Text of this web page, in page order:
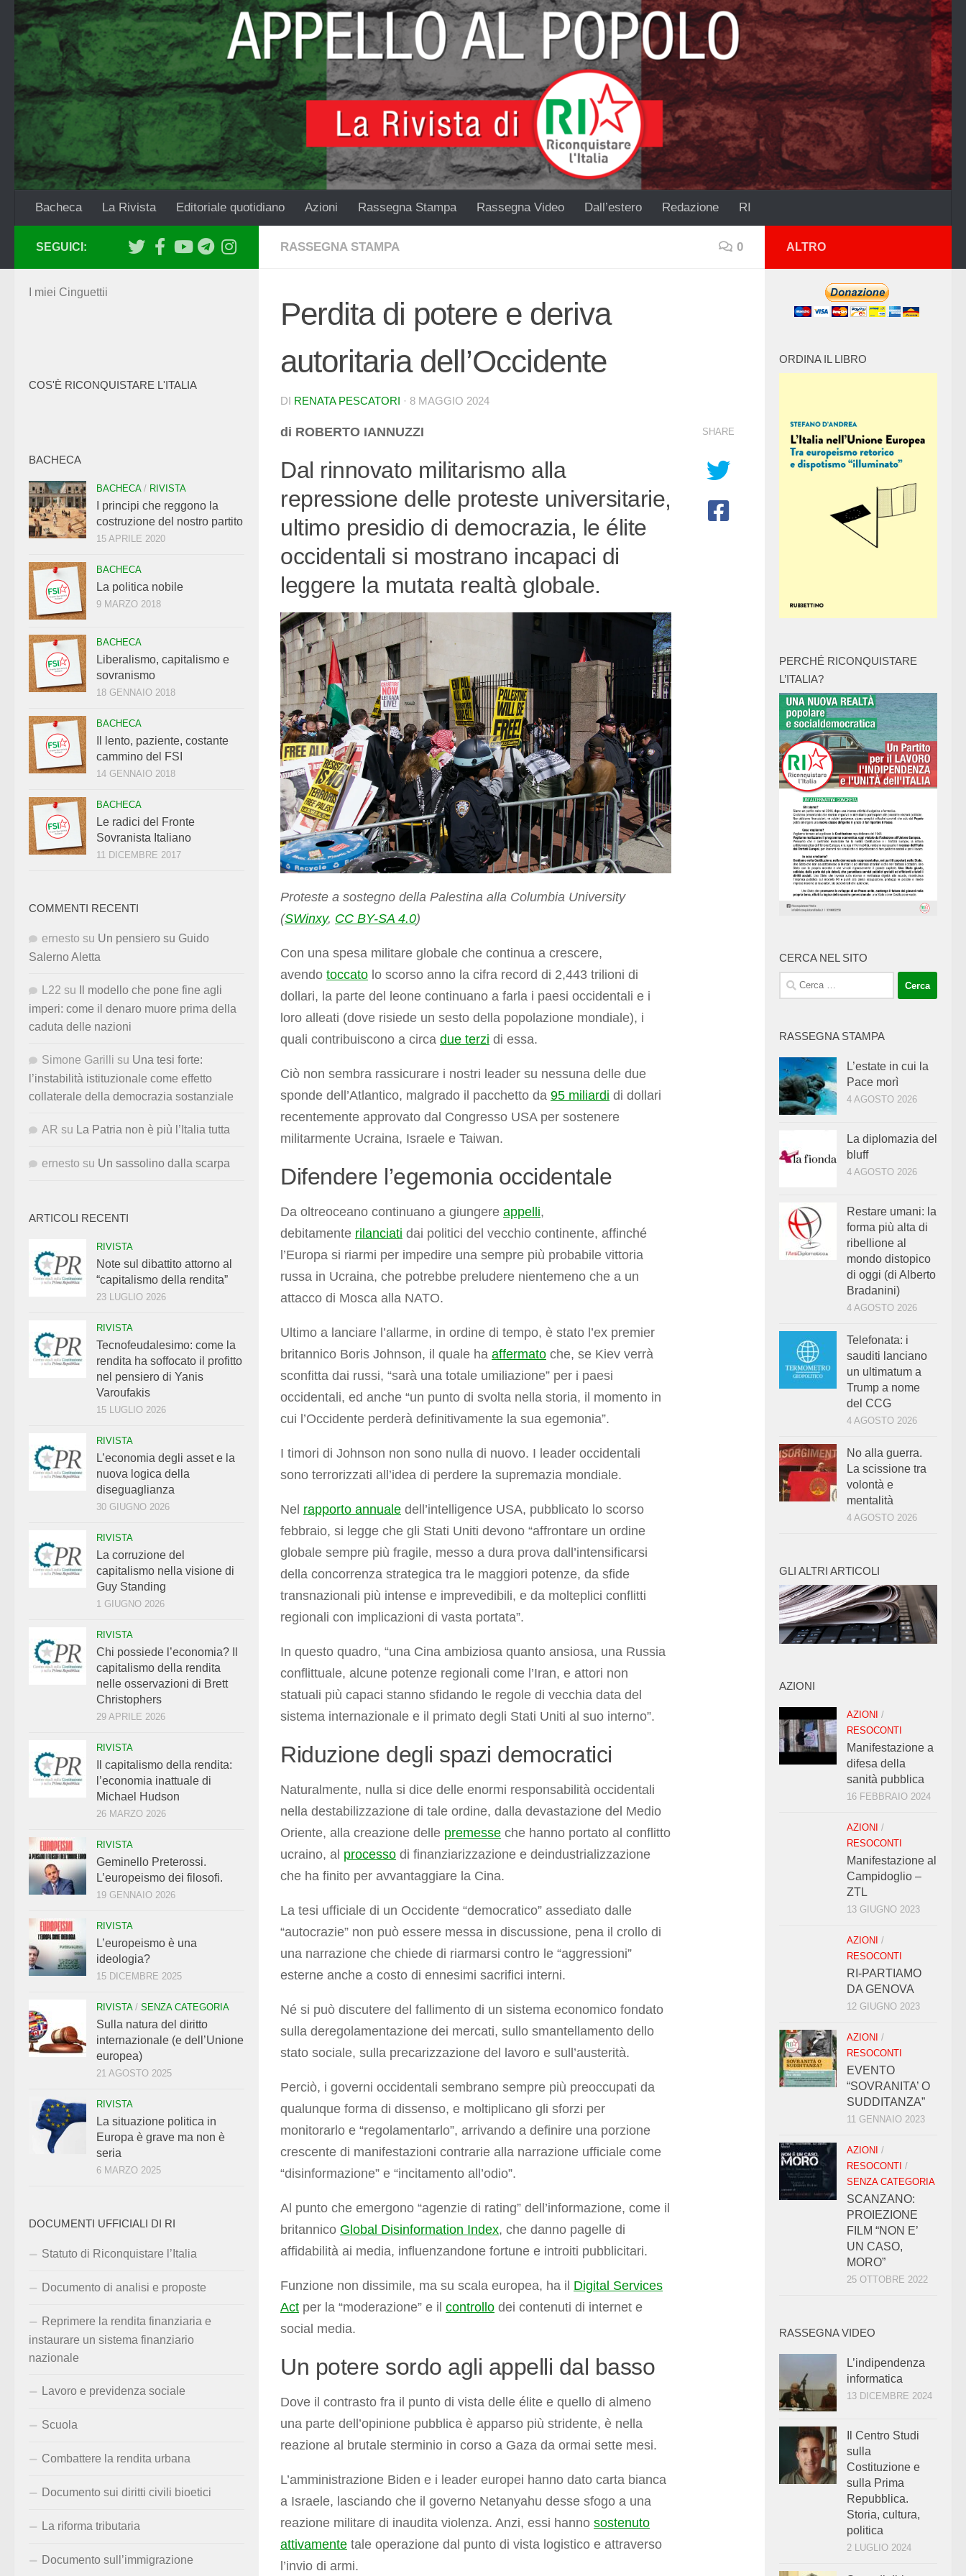
Salta al contenuto
Bacheca La Rivista Editoriale quotidiano Azioni Rassegna Stampa Rassegna Video Dall’estero Redazione RI
RASSEGNA STAMPA 0
Perdita di potere e deriva
autoritaria dell’Occidente
DI RENATA PESCATORI · 8 MAGGIO 2024
di ROBERTO IANNUZZI
Dal rinnovato militarismo alla
repressione delle proteste universitarie,
ultimo presidio di democrazia, le élite
occidentali si mostrano incapaci di
leggere la mutata realtà globale.
Proteste a sostegno della Palestina alla Columbia University
(SWinxy, CC BY-SA 4.0)
Con una spesa militare globale che continua a crescere,
avendo toccato lo scorso anno la cifra record di 2,443 trilioni di
dollari, la parte del leone continuano a farla i paesi occidentali e i
loro alleati (dove risiede un sesto della popolazione mondiale), i
quali contribuiscono a circa due terzi di essa.
Ciò non sembra rassicurare i nostri leader su nessuna delle due
sponde dell’Atlantico, malgrado il pacchetto da 95 miliardi di dollari
recentemente approvato dal Congresso USA per sostenere
militarmente Ucraina, Israele e Taiwan.
Difendere l’egemonia occidentale
Da oltreoceano continuano a giungere appelli,
debitamente rilanciati dai politici del vecchio continente, affinché
l’Europa si riarmi per impedire una sempre più probabile vittoria
russa in Ucraina, che potrebbe preludere nientemeno che a un
attacco di Mosca alla NATO.
Ultimo a lanciare l’allarme, in ordine di tempo, è stato l’ex premier
britannico Boris Johnson, il quale ha affermato che, se Kiev verrà
sconfitta dai russi, “sarà una totale umiliazione” per i paesi
occidentali, ed anche “un punto di svolta nella storia, il momento in
cui l’Occidente perderà definitivamente la sua egemonia”.
I timori di Johnson non sono nulla di nuovo. I leader occidentali
sono terrorizzati all’idea di perdere la supremazia mondiale.
Nel rapporto annuale dell’intelligence USA, pubblicato lo scorso
febbraio, si legge che gli Stati Uniti devono “affrontare un ordine
globale sempre più fragile, messo a dura prova dall’intensificarsi
della concorrenza strategica tra le maggiori potenze, da sfide
transnazionali più intense e imprevedibili, e da molteplici conflitti
regionali con implicazioni di vasta portata”.
In questo quadro, “una Cina ambiziosa quanto ansiosa, una Russia
conflittuale, alcune potenze regionali come l’Iran, e attori non
statuali più capaci stanno sfidando le regole di vecchia data del
sistema internazionale e il primato degli Stati Uniti al suo interno”.
Riduzione degli spazi democratici
Naturalmente, nulla si dice delle enormi responsabilità occidentali
nella destabilizzazione di tale ordine, dalla devastazione del Medio
Oriente, alla creazione delle premesse che hanno portato al conflitto
ucraino, al processo di finanziarizzazione e deindustrializzazione
che ha finito per avvantaggiare la Cina.
La tesi ufficiale di un Occidente “democratico” assediato dalle
“autocrazie” non può essere messa in discussione, pena il crollo di
una narrazione che chiede di riarmarsi contro le “aggressioni”
esterne anche a costo di ennesimi sacrifici interni.
Né si può discutere del fallimento di un sistema economico fondato
sulla deregolamentazione dei mercati, sullo smantellamento dello
stato sociale, sulla precarizzazione del lavoro e sull’austerità.
Perciò, i governi occidentali sembrano sempre più preoccupati da
qualunque forma di dissenso, e moltiplicano gli sforzi per
monitorarlo e “regolamentarlo”, arrivando a definire una porzione
crescente di manifestazioni contrarie alla narrazione ufficiale come
“disinformazione” e “incitamento all’odio”.
Al punto che emergono “agenzie di rating” dell’informazione, come il
britannico Global Disinformation Index, che danno pagelle di
affidabilità ai media, influenzandone fortune e introiti pubblicitari.
Funzione non dissimile, ma su scala europea, ha il Digital Services
Act per la “moderazione” e il controllo dei contenuti di internet e
social media.
Un potere sordo agli appelli dal basso
Dove il contrasto fra il punto di vista delle élite e quello di almeno
una parte dell’opinione pubblica è apparso più stridente, è nella
reazione al brutale sterminio in corso a Gaza da ormai sette mesi.
L’amministrazione Biden e i leader europei hanno dato carta bianca
a Israele, lasciando che il governo Netanyahu desse sfogo a una
reazione militare di inaudita violenza. Anzi, essi hanno sostenuto
attivamente tale operazione dal punto di vista logistico e attraverso
l’invio di armi.
SHARE
SEGUICI:
I miei Cinguettii
COS'È RICONQUISTARE L'ITALIA
BACHECA
BACHECA/ RIVISTA
I principi che reggono la
costruzione del nostro partito
15 APRILE 2020
BACHECA
La politica nobile
9 MARZO 2018
BACHECA
Liberalismo, capitalismo e
sovranismo
18 GENNAIO 2018
BACHECA
Il lento, paziente, costante
cammino del FSI
14 GENNAIO 2018
BACHECA
Le radici del Fronte
Sovranista Italiano
11 DICEMBRE 2017
COMMENTI RECENTI
ernesto su Un pensiero su Guido
Salerno Aletta
L22 su
Il modello che pone fine agli
imperi: come il denaro muore prima della
caduta delle nazioni
Simone Garilli su Una tesi forte:
l’instabilità istituzionale come effetto
collaterale della democrazia sostanziale
AR su La Patria non è più l’Italia tutta
ernesto su Un sassolino dalla scarpa
ARTICOLI RECENTI
RIVISTA
Note sul dibattito attorno al
“capitalismo della rendita”
23 LUGLIO 2026
RIVISTA
Tecnofeudalesimo: come la
rendita ha soffocato il profitto
nel pensiero di Yanis
Varoufakis
15 LUGLIO 2026
RIVISTA
L’economia degli asset e la
nuova logica della
diseguaglianza
30 GIUGNO 2026
RIVISTA
La corruzione del
capitalismo nella visione di
Guy Standing
1 GIUGNO 2026
RIVISTA
Chi possiede l’economia? Il
capitalismo della rendita
nelle osservazioni di Brett
Christophers
29 APRILE 2026
RIVISTA
Il capitalismo della rendita:
l’economia inattuale di
Michael Hudson
26 MARZO 2026
RIVISTA
Geminello Preterossi.
L’europeismo dei filosofi.
19 GENNAIO 2026
RIVISTA
L’europeismo è una
ideologia?
15 DICEMBRE 2025
RIVISTA/ SENZA CATEGORIA
Sulla natura del diritto
internazionale (e dell’Unione
europea)
21 AGOSTO 2025
RIVISTA
La situazione politica in
Europa è grave ma non è
seria
6 MARZO 2025
DOCUMENTI UFFICIALI DI RI
Statuto di Riconquistare l’Italia
Documento di analisi e proposte
Reprimere la rendita finanziaria e
instaurare un sistema finanziario
nazionale
Lavoro e previdenza sociale
Scuola
Combattere la rendita urbana
Documento sui diritti civili bioetici
La riforma tributaria
Documento sull’immigrazione
ALTRO
ORDINA IL LIBRO
PERCHÉ RICONQUISTARE
L’ITALIA?
CERCA NEL SITO
Ricerca
per:
RASSEGNA STAMPA
L’estate in cui la
Pace morì
4 AGOSTO 2026
La diplomazia del
bluff
4 AGOSTO 2026
Restare umani: la
forma più alta di
ribellione al
mondo distopico
di oggi (di Alberto
Bradanini)
4 AGOSTO 2026
Telefonata: i
sauditi lanciano
un ultimatum a
Trump a nome
del CCG
4 AGOSTO 2026
No alla guerra.
La scissione tra
volontà e
mentalità
4 AGOSTO 2026
GLI ALTRI ARTICOLI
AZIONI
AZIONI /
RESOCONTI
Manifestazione a
difesa della
sanità pubblica
16 FEBBRAIO 2024
AZIONI /
RESOCONTI
Manifestazione al
Campidoglio –
ZTL
13 GIUGNO 2023
AZIONI /
RESOCONTI
RI-PARTIAMO
DA GENOVA
12 GIUGNO 2023
AZIONI /
RESOCONTI
EVENTO
“SOVRANITA’ O
SUDDITANZA”
11 GENNAIO 2023
AZIONI /
RESOCONTI /
SENZA CATEGORIA
SCANZANO:
PROIEZIONE
FILM “NON E’
UN CASO,
MORO”
25 OTTOBRE 2022
RASSEGNA VIDEO
L’indipendenza
informatica
13 DICEMBRE 2024
Il Centro Studi
sulla
Costituzione e
sulla Prima
Repubblica.
Storia, cultura,
politica
2 LUGLIO 2024